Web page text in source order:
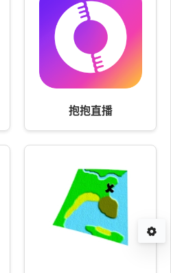
抱抱直播